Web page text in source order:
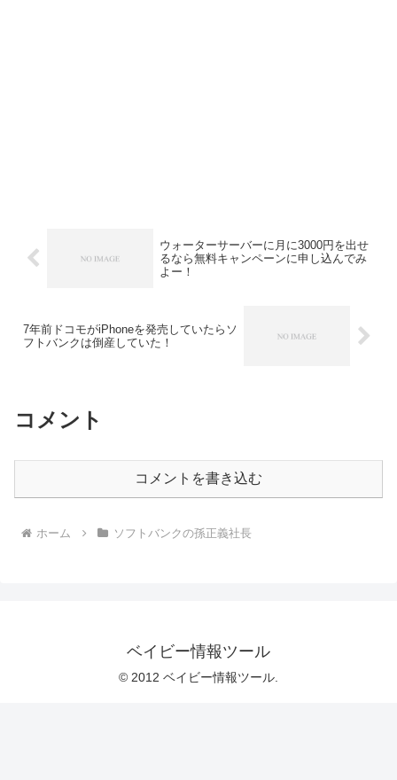
ウォーターサーバーに月に3000円を出せ
るなら無料キャンペーンに申し込んでみ
よー！
7年前ドコモがiPhoneを発売していたらソ
フトバンクは倒産していた！
コメント
コメントを書き込む
ホーム ソフトバンクの孫正義社長
ベイビー情報ツール
© 2012 ベイビー情報ツール.